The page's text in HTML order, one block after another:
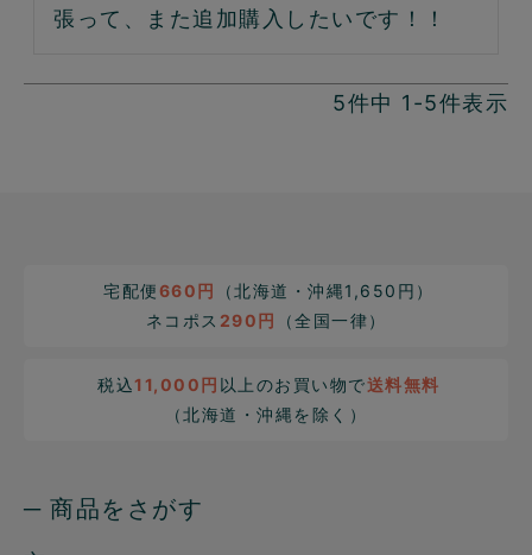
張って、また追加購入したいです！！
5件中 1 -5件表示
宅配便660円
（北海道・沖縄1,650円）
ネコポス 290円 （全国一律）
税込11,000円 以上のお買い物で送料無料
（北海道・沖縄を除く）
─ 商品をさがす